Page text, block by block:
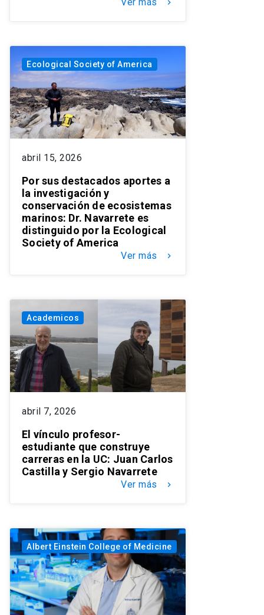
keyboard_arrow_right
Ecological Society of America
abril 15, 2026
Por sus destacados aportes a
la investigación y
conservación de ecosistemas
marinos: Dr. Navarrete es
distinguido por la Ecological
Society of America
Ver más keyboard_arrow_right
Academicos
abril 7, 2026
El vínculo profesor-
estudiante que construye
carreras en la UC: Juan Carlos
Castilla y Sergio Navarrete
Ver más keyboard_arrow_right
Albert Einstein College of Medicine